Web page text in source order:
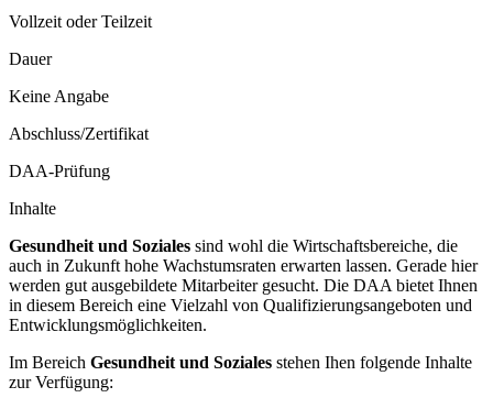
Vollzeit oder Teilzeit
Dauer
Keine Angabe
Abschluss/Zertifikat
DAA-Prüfung
Inhalte
Gesundheit und Soziales sind wohl die Wirtschaftsbereiche, die
auch in Zukunft hohe Wachstumsraten erwarten lassen. Gerade hier
werden gut ausgebildete Mitarbeiter gesucht. Die DAA bietet Ihnen
in diesem Bereich eine Vielzahl von Qualifizierungsangeboten und
Entwicklungsmöglichkeiten.
Im Bereich Gesundheit und Soziales stehen Ihen folgende Inhalte
zur Verfügung: